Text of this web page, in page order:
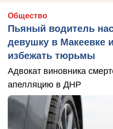
Общество
Пьяный водитель
девушку в Макеевке
избежать тюрьмы
Адвокат виновника
апелляцию в ДНР